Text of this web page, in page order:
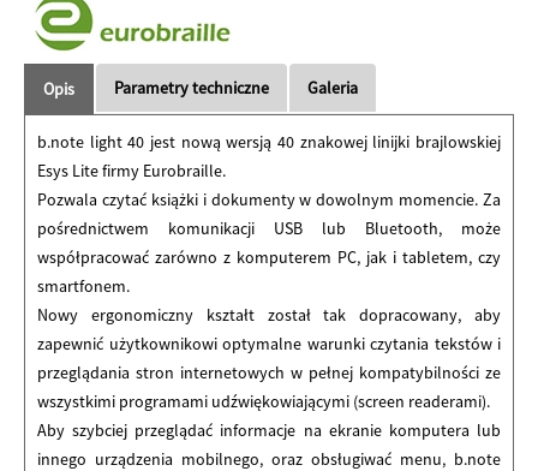
Opis Parametry techniczne Galeria
b.note light 40 jest nową wersją 40 znakowej linijki brajlowskiej
Esys Lite firmy Eurobraille.
Pozwala czytać książki i dokumenty w dowolnym momencie. Za
pośrednictwem komunikacji USB lub Bluetooth, może
współpracować zarówno z komputerem PC, jak i tabletem, czy
smartfonem.
Nowy ergonomiczny kształt został tak dopracowany, aby
zapewnić użytkownikowi optymalne warunki czytania tekstów i
przeglądania stron internetowych w pełnej kompatybilności ze
wszystkimi programami udźwiękowiającymi (screen readerami).
Aby szybciej przeglądać informacje na ekranie komputera lub
innego urządzenia mobilnego, oraz obsługiwać menu, b.note